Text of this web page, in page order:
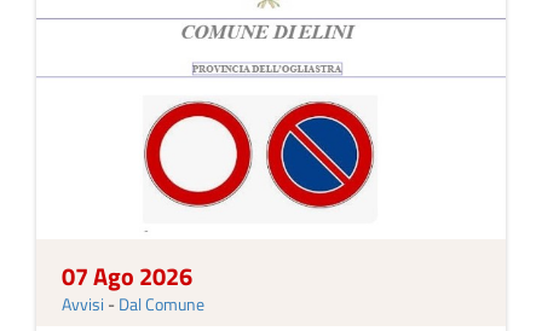
07 Ago 2026
Avvisi - Dal Comune